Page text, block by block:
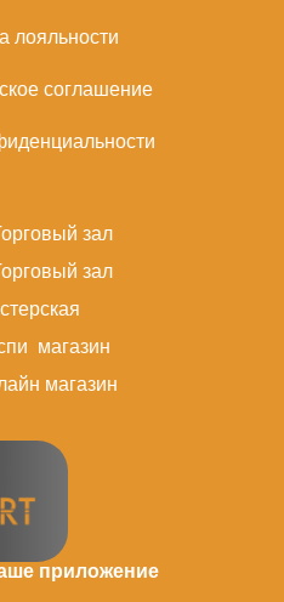
лояльности
соглашение
зал
зал
магазин
магазин
приложение